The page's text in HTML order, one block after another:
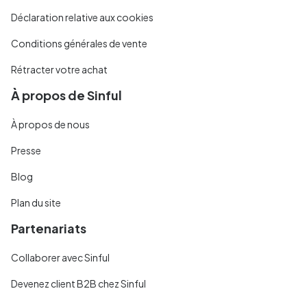
Déclaration relative aux cookies
Conditions générales de vente
Rétracter votre achat
À propos de Sinful
À propos de nous
Presse
Blog
Plan du site
Partenariats
Collaborer avec Sinful
Devenez client B2B chez Sinful